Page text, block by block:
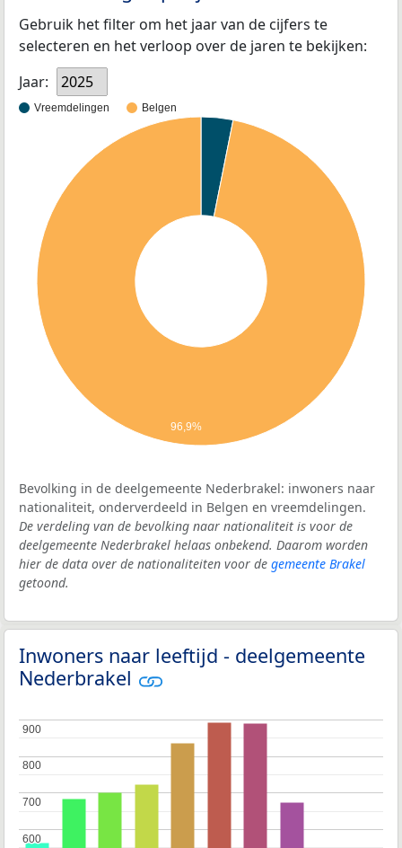
Gebruik het filter om het jaar van de cijfers te
selecteren en het verloop over de jaren te bekijken:
Jaar:
2025
Vreemdelingen Belgen
96,9%
Bevolking in de deelgemeente Nederbrakel: inwoners naar
nationaliteit, onderverdeeld in Belgen en vreemdelingen.
De verdeling van de bevolking naar nationaliteit is voor de
deelgemeente Nederbrakel helaas onbekend. Daarom worden
hier de data over de nationaliteiten voor de gemeente Brakel
getoond.
Inwoners naar leeftijd - deelgemeente
Nederbrakel
600
600
700
700
800
800
900
900